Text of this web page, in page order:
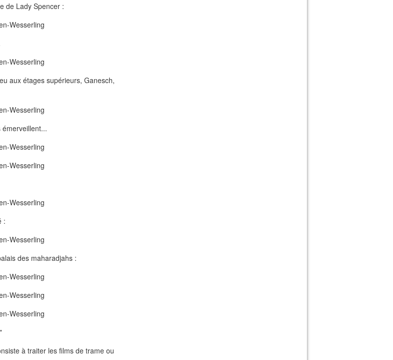
de Lady Spencer :
aux étages supérieurs, Ganesch,
:
des maharadjahs :
à traiter les films de trame ou